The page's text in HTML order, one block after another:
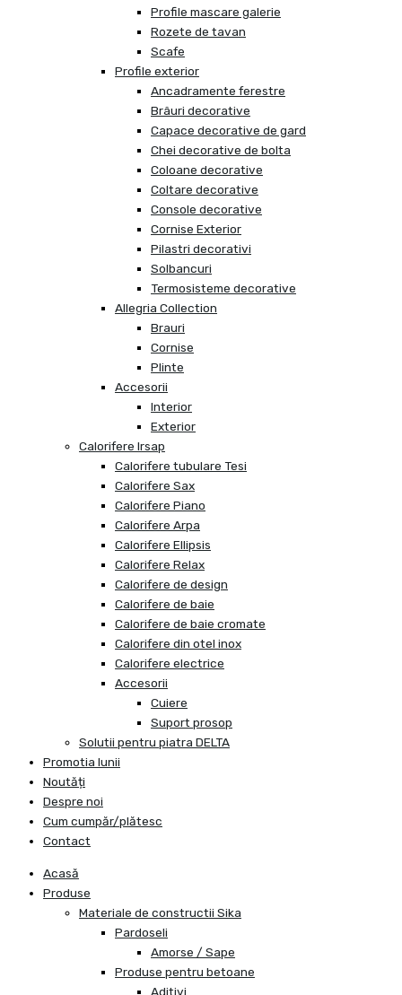
Profile mascare galerie
Rozete de tavan
Scafe
Profile exterior
Ancadramente ferestre
Brâuri decorative
Capace decorative de gard
Chei decorative de bolta
Coloane decorative
Coltare decorative
Console decorative
Cornise Exterior
Pilastri decorativi
Solbancuri
Termosisteme decorative
Allegria Collection
Brauri
Cornise
Plinte
Accesorii
Interior
Exterior
Calorifere Irsap
Calorifere tubulare Tesi
Calorifere Sax
Calorifere Piano
Calorifere Arpa
Calorifere Ellipsis
Calorifere Relax
Calorifere de design
Calorifere de baie
Calorifere de baie cromate
Calorifere din otel inox
Calorifere electrice
Accesorii
Cuiere
Suport prosop
Solutii pentru piatra DELTA
Promotia lunii
Noutăți
Despre noi
Cum cumpăr/plătesc
Contact
Acasă
Produse
Materiale de constructii Sika
Pardoseli
Amorse / Sape
Produse pentru betoane
Aditivi